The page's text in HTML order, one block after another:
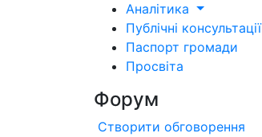
Аналітика
Публічні консультації
Паспорт громади
Просвіта
Форум
Створити обговорення